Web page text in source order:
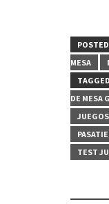
MESA
TAGGED
DE MESA
TEST